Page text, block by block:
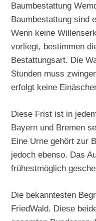
Baumbestattung
Baumbestattung sind
Wenn keine
vorliegt, bestimmen
Bestattungsart. Die
Stunden muss
erfolgt keine
Diese Frist ist in
Bayern und Bremen
Eine Urne gehört zur
jedoch ebenso. Das
frühestmöglich
Die bekanntesten
FriedWald. Diese